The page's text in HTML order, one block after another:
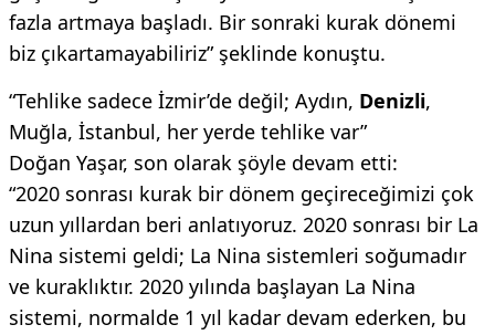
fazla artmaya başladı. Bir sonraki kurak dönemi
biz çıkartamayabiliriz” şeklinde konuştu.
“Tehlike sadece İzmir’de değil; Aydın, Denizli,
Muğla, İstanbul, her yerde tehlike var”
Doğan Yaşar, son olarak şöyle devam etti:
“2020 sonrası kurak bir dönem geçireceğimizi çok
uzun yıllardan beri anlatıyoruz. 2020 sonrası bir La
Nina sistemi geldi; La Nina sistemleri soğumadır
ve kuraklıktır. 2020 yılında başlayan La Nina
sistemi, normalde 1 yıl kadar devam ederken, bu